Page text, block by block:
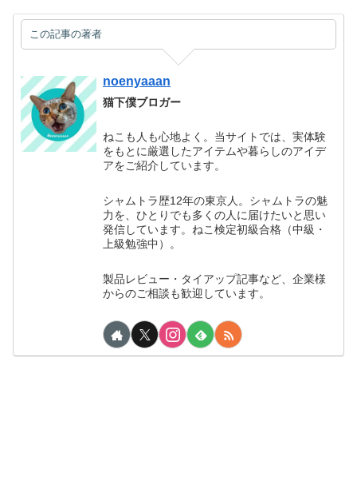
この記事の著者
noenyaaan
猫下僕ブロガー
ねこも人も心地よく。当サイトでは、実体験
をもとに厳選したアイテムや暮らしのアイデ
アをご紹介しています。
シャムトラ歴12年の東京人。シャムトラの魅
力を、ひとりでも多くの人に届けたいと思い
発信しています。ねこ検定初級合格（中級・
上級勉強中）。
製品レビュー・タイアップ記事など、企業様
からのご相談も歓迎しています。